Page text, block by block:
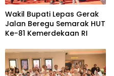
Wakil Bupati Lepas Gerak
Jalan Beregu Semarak HUT
Ke-81 Kemerdekaan RI